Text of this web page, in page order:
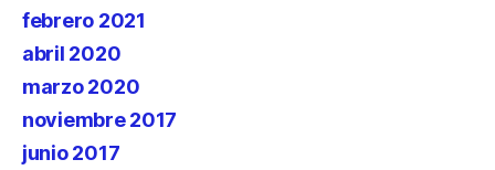
febrero 2021
abril 2020
marzo 2020
noviembre 2017
junio 2017